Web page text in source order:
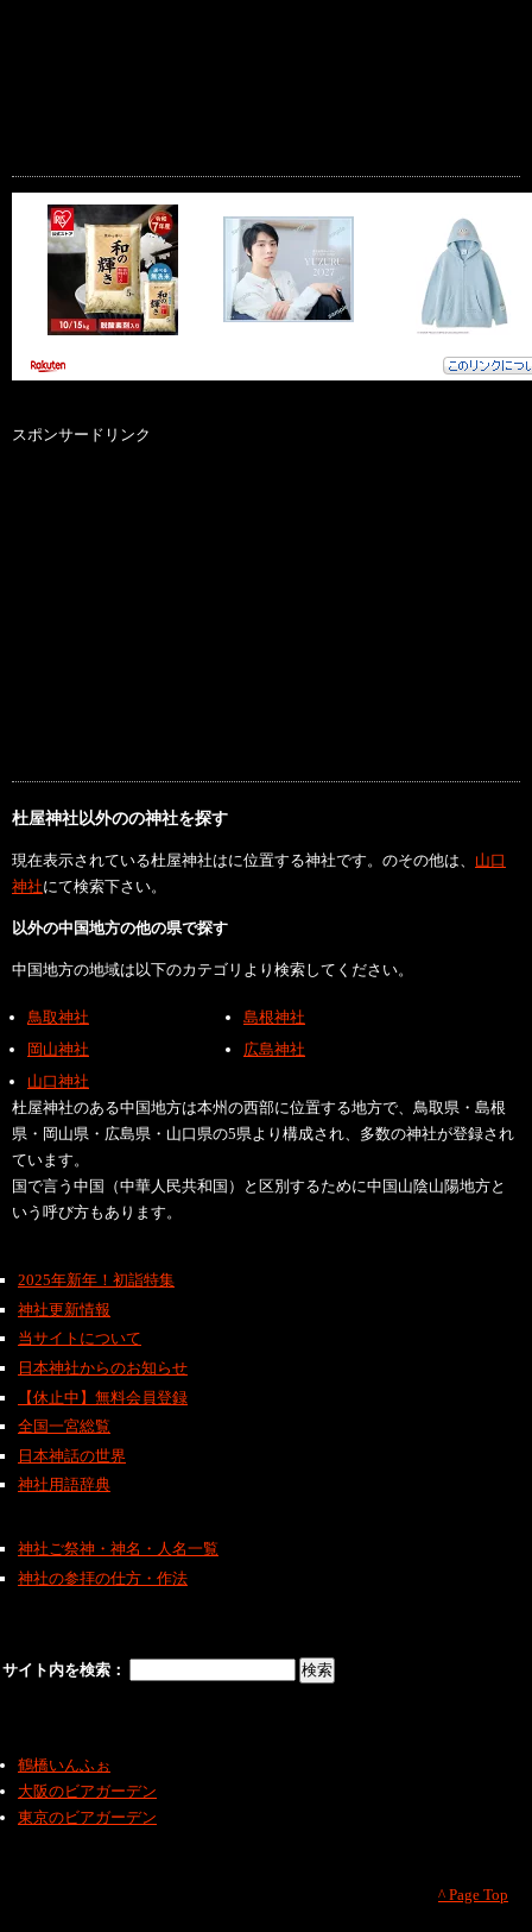
スポンサードリンク
杜屋神社以外のの神社を探す
現在表示されている杜屋神社はに位置する神社です。のその他は、 山口
神社にて検索下さい。
以外の中国地方の他の県で探す
中国地方の地域は以下のカテゴリより検索してください。
鳥取神社
島根神社
岡山神社
広島神社
山口神社
杜屋神社のある中国地方は本州の西部に位置する地方で、鳥取県・島根
県・岡山県・広島県・山口県の5県より構成され、多数の神社が登録され
ています。
国で言う中国（中華人民共和国）と区別するために中国山陰山陽地方と
いう呼び方もあります。
2025年新年！初詣特集
神社更新情報
当サイトについて
日本神社からのお知らせ
【休止中】無料会員登録
全国一宮総覧
日本神話の世界
神社用語辞典
神社ご祭神・神名・人名一覧
神社の参拝の仕方・作法
サイト内を検索：
鶴橋いんふぉ
大阪のビアガーデン
東京のビアガーデン
^ Page Top